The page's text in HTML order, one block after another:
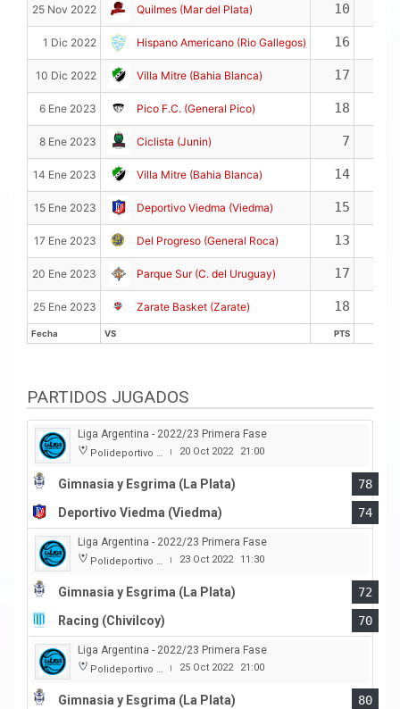
Fecha VS PTS
25 Nov 2022 Quilmes (Mar del Plata) 10
1 Dic 2022 Hispano Americano (Rio Gallegos) 16
10 Dic 2022 Villa Mitre (Bahia Blanca) 17
6 Ene 2023 Pico F.C. (General Pico) 18
8 Ene 2023 Ciclista (Junin) 7
14 Ene 2023 Villa Mitre (Bahia Blanca) 14
15 Ene 2023 Deportivo Viedma (Viedma) 15
17 Ene 2023 Del Progreso (General Roca) 13
20 Ene 2023 Parque Sur (C. del Uruguay) 17
25 Ene 2023 Zarate Basket (Zarate) 18
Fecha VS PTS
PARTIDOS JUGADOS
Liga Argentina - 2022/23 Primera Fase
Polideportivo Victor Nethol | 20 Oct 2022 21:00
Gimnasia y Esgrima (La Plata)
78
Deportivo Viedma (Viedma)
74
Liga Argentina - 2022/23 Primera Fase
Polideportivo Victor Nethol | 23 Oct 2022 11:30
Gimnasia y Esgrima (La Plata)
72
Racing (Chivilcoy)
70
Liga Argentina - 2022/23 Primera Fase
Polideportivo Victor Nethol | 25 Oct 2022 21:00
Gimnasia y Esgrima (La Plata)
80